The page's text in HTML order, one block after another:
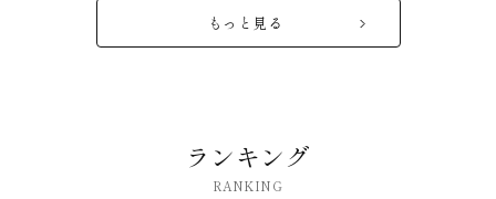
もっと見る
ランキング
RANKING